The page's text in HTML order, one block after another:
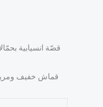
قصّة انسيابية
قماش خفيف ومريح